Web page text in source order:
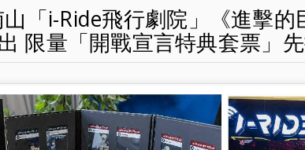
行劇院」《進擊的巨人：開戰宣言》正式推出 限量「開戰宣言特
「i-Ride飛行劇院」《進擊的
限量「開戰宣言特典套票」